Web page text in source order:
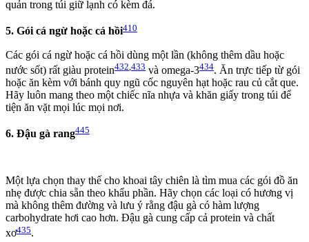
quản trong túi giữ lạnh có kèm đá.
5. Gói cá ngừ hoặc cá hồi410
Các gói cá ngừ hoặc cá hồi dùng một lần (không thêm dầu hoặc
nước sốt) rất giàu protein432 433 và omega-3434. Ăn trực tiếp từ gói
hoặc ăn kèm với bánh quy ngũ cốc nguyên hạt hoặc rau củ cắt que.
Hãy luôn mang theo một chiếc nĩa nhựa và khăn giấy trong túi để
tiện ăn vặt mọi lúc mọi nơi.
6. Đậu gà rang445
Một lựa chọn thay thế cho khoai tây chiên là tìm mua các gói đồ ăn
nhẹ được chia sẵn theo khẩu phần. Hãy chọn các loại có hương vị
mà không thêm đường và lưu ý rằng đậu gà có hàm lượng
carbohydrate hơi cao hơn. Đậu gà cung cấp cả protein và chất
xơ435.